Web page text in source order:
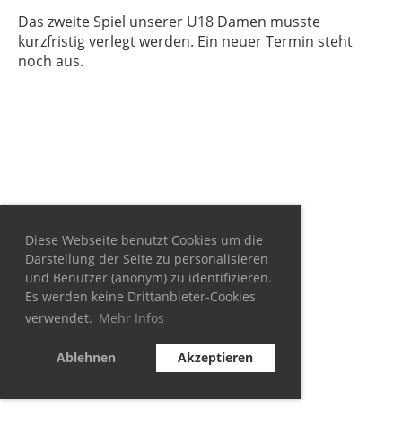
Diese Webseite benutzt Cookies um die
Darstellung der Seite zu personalisieren
und Benutzer (anonym) zu identifizieren.
Es werden keine Drittanbieter-Cookies
verwendet. Mehr Infos
Ablehnen Akzeptieren
Das zweite Spiel unserer U18 Damen musste
kurzfristig verlegt werden. Ein neuer Termin steht
noch aus.